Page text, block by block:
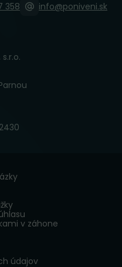
358 info@poniveni.sk
v záhone
údajov